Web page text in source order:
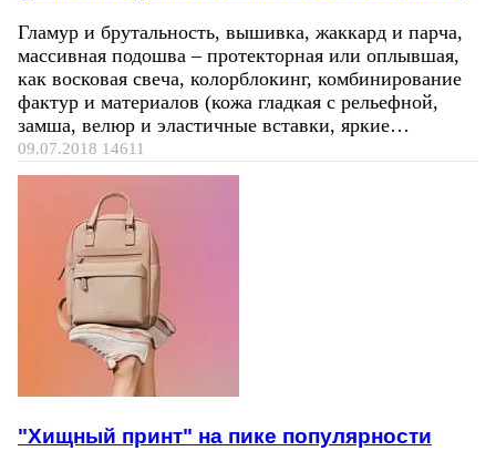
Гламур и брутальность, вышивка, жаккард и парча,
массивная подошва – протекторная или оплывшая,
как восковая свеча, колорблокинг, комбинирование
фактур и материалов (кожа гладкая с рельефной,
замша, велюр и эластичные вставки, яркие…
09.07.2018 14611
"Хищный принт" на пике популярности